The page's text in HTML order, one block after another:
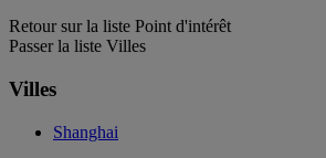
Retour sur la liste Point d'intérêt
Passer la liste Villes
Villes
Shanghai